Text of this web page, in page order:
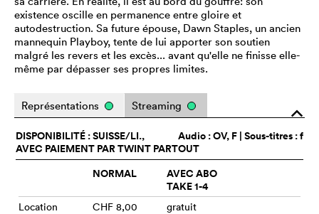
existence oscille en permanence entre gloire et
autodestruction. Sa future épouse, Dawn Staples, un ancien
mannequin Playboy, tente de lui apporter son soutien
malgré les revers et les excès... avant qu'elle ne finisse elle-
même par dépasser ses propres limites.
o
Représentations Streaming
Audio :OV, F | Sous-titres : f
DISPONIBILITÉ : SUISSE/LI.,
AVEC PAIEMENT PAR TWINT PARTOUT
NORMAL
AVEC ABO
TAKE 1-4
Location CHF 8,00 gratuit